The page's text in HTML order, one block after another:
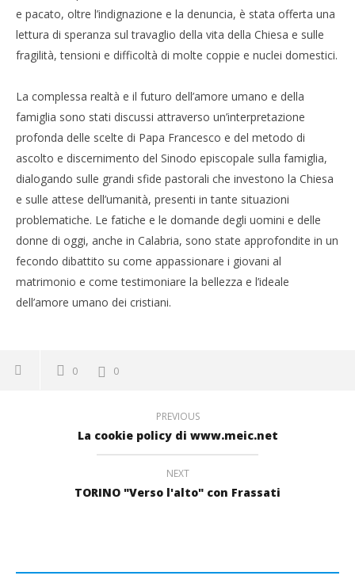
e pacato, oltre l’indignazione e la denuncia, è stata offerta una
lettura di speranza sul travaglio della vita della Chiesa e sulle
fragilità, tensioni e difficoltà di molte coppie e nuclei domestici.
La complessa realtà e il futuro dell’amore umano e della
famiglia sono stati discussi attraverso un’interpretazione
profonda delle scelte di Papa Francesco e del metodo di
ascolto e discernimento del Sinodo episcopale sulla famiglia,
dialogando sulle grandi sfide pastorali che investono la Chiesa
e sulle attese dell’umanità, presenti in tante situazioni
problematiche. Le fatiche e le domande degli uomini e delle
donne di oggi, anche in Calabria, sono state approfondite in un
fecondo dibattito su come appassionare i giovani al
matrimonio e come testimoniare la bellezza e l’ideale
dell’amore umano dei cristiani.
0 0
PREVIOUS
La cookie policy di www.meic.net
NEXT
TORINO "Verso l'alto" con Frassati